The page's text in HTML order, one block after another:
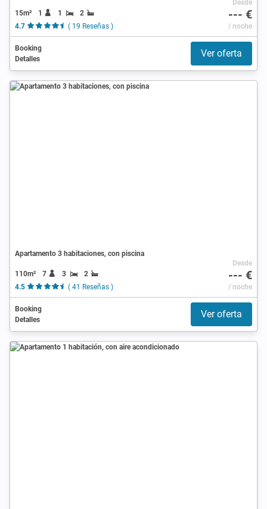
15m² 1 1
2
4.7
( 19 Reseñas )
Desde
--- €
/ noche
Booking
Detalles
Ver oferta
Apartamento 3 habitaciones, con piscina
110m² 7 3
2
4.5
( 41 Reseñas )
Desde
--- €
/ noche
Booking
Detalles
Ver oferta